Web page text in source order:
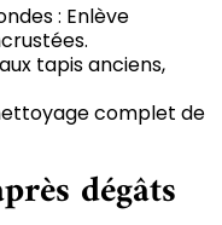
: Enlève
tapis anciens,
complet de
dégâts